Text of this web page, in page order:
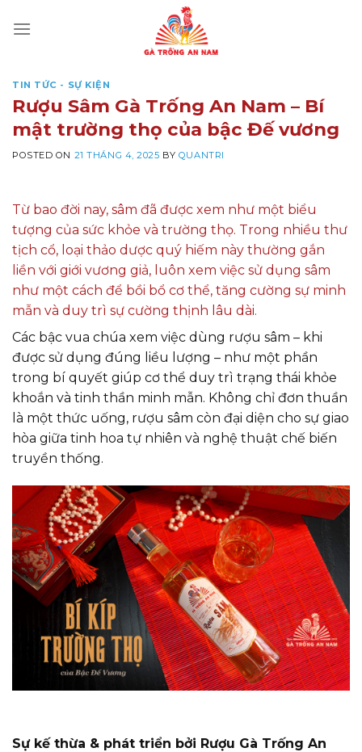
TIN TỨC - SỰ KIỆN
Rượu Sâm Gà Trống An Nam – Bí
mật trường thọ của bậc Đế vương
POSTED ON 21 THÁNG 4, 2025 BY QUANTRI
Từ bao đời nay, sâm đã được xem như một biểu
tượng của sức khỏe và trường thọ. Trong nhiều thư
tịch cổ, loại thảo dược quý hiếm này thường gắn
liền với giới vương giả, luôn xem việc sử dụng sâm
như một cách để bồi bổ cơ thể, tăng cường sự minh
mẫn và duy trì sự cường thịnh lâu dài.
Các bậc vua chúa xem việc dùng rượu sâm – khi
được sử dụng đúng liều lượng – như một phần
trong bí quyết giúp cơ thể duy trì trạng thái khỏe
khoắn và tinh thần minh mẫn. Không chỉ đơn thuần
là một thức uống, rượu sâm còn đại diện cho sự giao
hòa giữa tinh hoa tự nhiên và nghệ thuật chế biến
truyền thống.
Sự kế thừa & phát triển bởi Rượu Gà Trống An